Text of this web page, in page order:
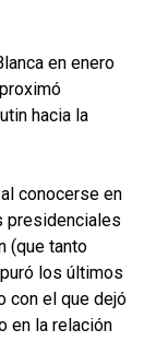
en enero
hacia la
conocerse en
presidenciales
(que tanto
los últimos
con el que dejó
en la relación